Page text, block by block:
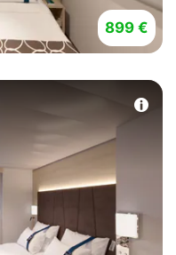
899 €